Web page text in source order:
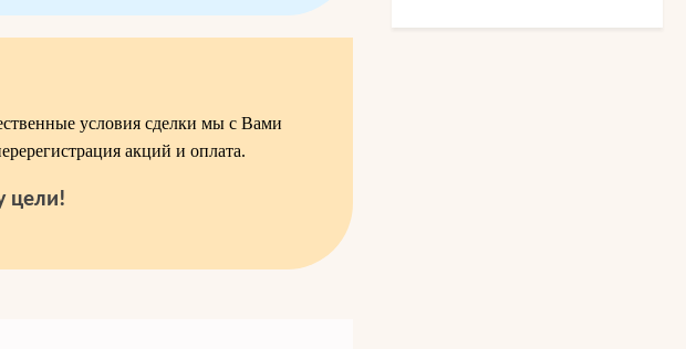
условия сделки мы с Вами
акций и оплата.
цели!